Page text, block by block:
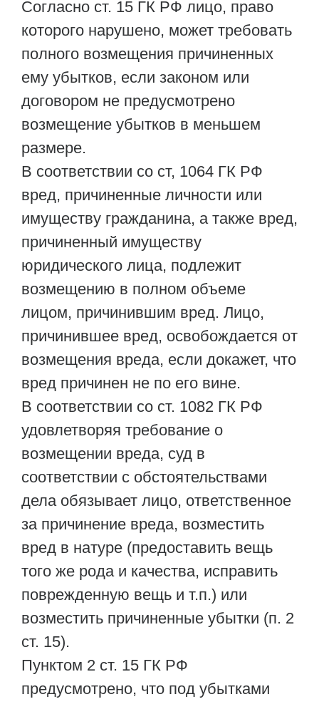
Согласно ст. 15 ГК РФ лицо, право
которого нарушено, может требовать
полного возмещения причиненных
ему убытков, если законом или
договором не предусмотрено
возмещение убытков в меньшем
размере.
В соответствии со ст, 1064 ГК РФ
вред, причиненные личности или
имуществу гражданина, а также вред,
причиненный имуществу
юридического лица, подлежит
возмещению в полном объеме
лицом, причинившим вред. Лицо,
причинившее вред, освобождается от
возмещения вреда, если докажет, что
вред причинен не по его вине.
В соответствии со ст. 1082 ГК РФ
удовлетворяя требование о
возмещении вреда, суд в
соответствии с обстоятельствами
дела обязывает лицо, ответственное
за причинение вреда, возместить
вред в натуре (предоставить вещь
того же рода и качества, исправить
поврежденную вещь и т.п.) или
возместить причиненные убытки (п. 2
ст. 15).
Пунктом 2 ст. 15 ГК РФ
предусмотрено, что под убытками